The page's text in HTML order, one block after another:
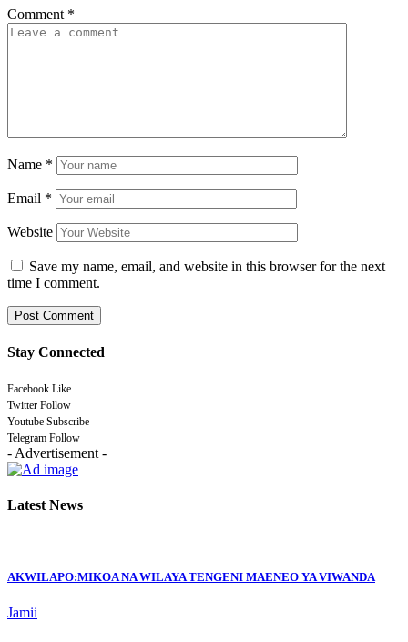
Comment *
Name *
Email *
Website
Save my name, email, and website in this browser for the next
time I comment.
Stay Connected
Facebook Like
Twitter Follow
Youtube Subscribe
Telegram Follow
- Advertisement -
Latest News
AKWILAPO:MIKOA NA WILAYA TENGENI MAENEO YA VIWANDA
Jamii